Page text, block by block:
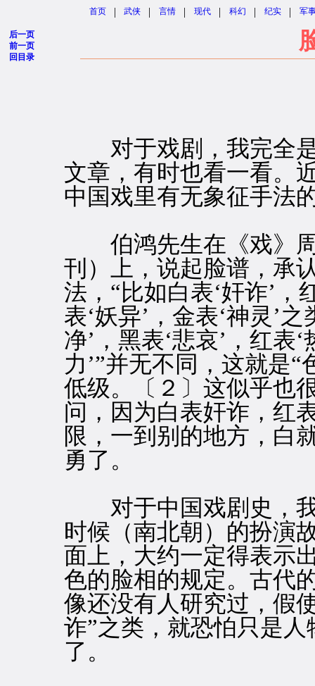
首页 | 武侠 | 言情 | 现代 | 科幻 | 纪实 | 军
后一页
前一页
回目录
对于戏剧，我完全是
文章，有时也看一看。
中国戏里有无象征手法
伯鸿先生在《戏》周
刊）上，说起脸谱，承
法，“比如白表‘奸诈’，
表‘妖异’，金表‘神灵’
净’，黑表‘悲哀’，红表
力’”并无不同，这就是
低级。〔２〕这似乎也
问，因为白表奸诈，红
限，一到别的地方，白
勇了。
对于中国戏剧史，我
时候（南北朝）的扮演
面上，大约一定得表示
色的脸相的规定。古代
像还没有人研究过，假
诈”之类，就恐怕只是
了。